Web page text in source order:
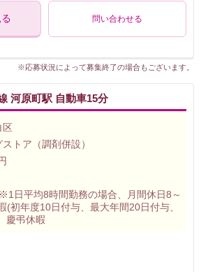
問い合わせる
※応募状況によって募集終了の場合もございます。
河原町駅 自動車15分
区
トア（調剤併設）
日平均8時間勤務の場合、月間休日8～
(初年度10日付与、最大年間20日付与、
慶弔休暇